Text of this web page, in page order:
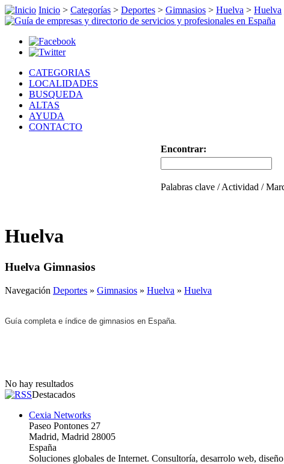
Inicio > Categorías > Deportes > Gimnasios > Huelva > Huelva
CATEGORIAS
LOCALIDADES
BUSQUEDA
ALTAS
AYUDA
CONTACTO
Encontrar:
Palabras clave / Actividad /
Huelva
Huelva Gimnasios
Navegación Deportes » Gimnasios » Huelva » Huelva
Guía completa e índice de gimnasios en España.
No hay resultados
Destacados
Cexia Networks
Paseo Pontones 27
Madrid, Madrid 28005
España
Soluciones globales de Internet. Consultoría, desarrolo web,